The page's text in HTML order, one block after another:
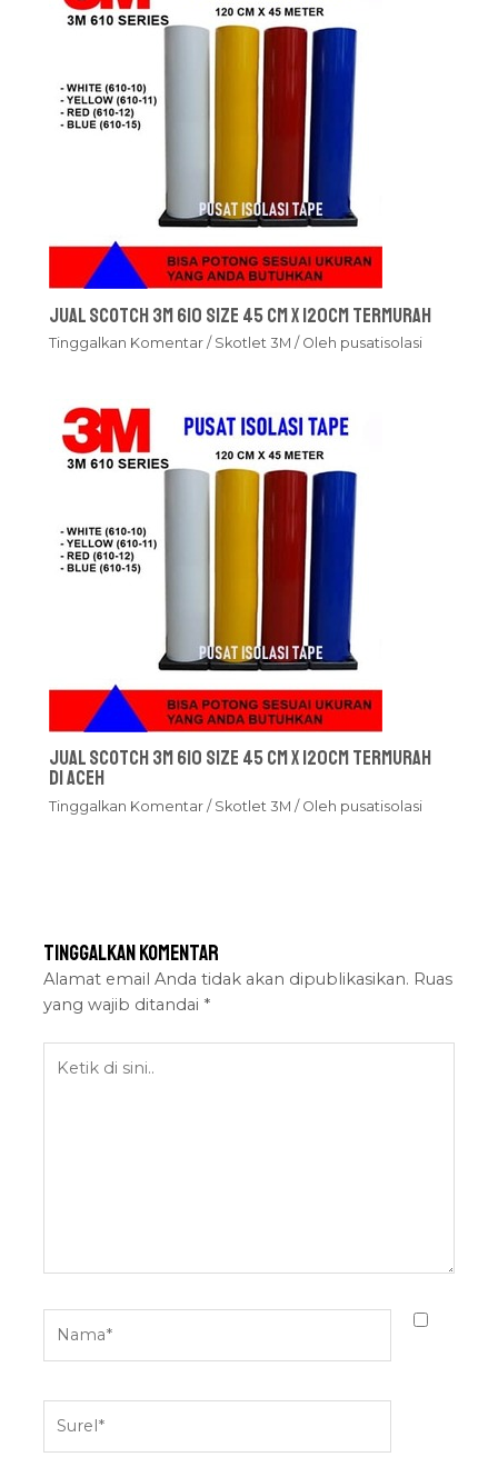
Jual Scotch 3M 610 Size 45 cm x 120cm Termurah
Tinggalkan Komentar / Skotlet 3M / Oleh pusatisolasi
Jual Scotch 3M 610 Size 45 cm x 120cm Termurah
Di Aceh
Tinggalkan Komentar / Skotlet 3M / Oleh pusatisolasi
Tinggalkan Komentar
Alamat email Anda tidak akan dipublikasikan. Ruas
yang wajib ditandai *